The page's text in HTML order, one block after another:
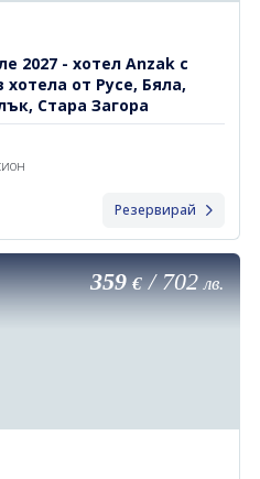
от Русе, Бяла,
Стара Загора
Резервирай
359 €/702 лв.